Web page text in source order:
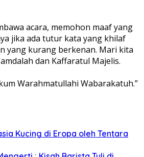
acara, memohon maaf yang
jika ada tutur kata yang khilaf
yang kurang berkenan. Mari kita
dan Kaffaratul Majelis.
Warahmatullahi Wabarakatuh.”
Kucing di Eropa oleh Tentara